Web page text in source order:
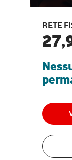
RETE